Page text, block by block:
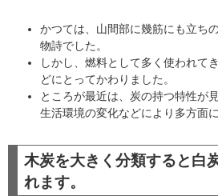
かつては、山間部に幾筋にも立ち
物詩でした。
しかし、燃料として多く使われて
どにとってかわりました。
ところが最近は、炭の持つ特性が
生活環境の変化などにより多方面
木炭を大きく分類すると白
れます。